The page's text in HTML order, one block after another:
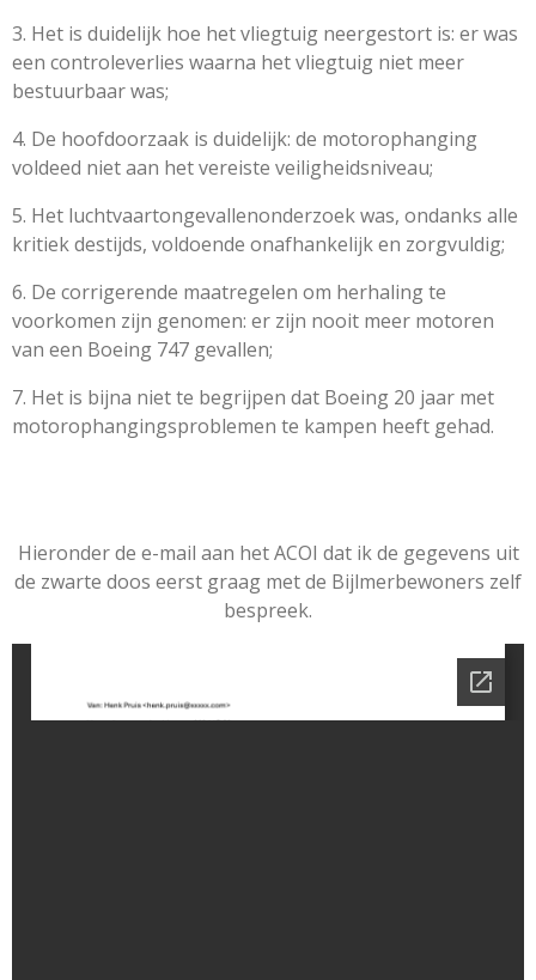
3. Het is duidelijk hoe het vliegtuig neergestort is: er was
een controleverlies waarna het vliegtuig niet meer
bestuurbaar was;
4. De hoofdoorzaak is duidelijk: de motorophanging
voldeed niet aan het vereiste veiligheidsniveau;
5. Het luchtvaartongevallenonderzoek was, ondanks alle
kritiek destijds, voldoende onafhankelijk en zorgvuldig;
6. De corrigerende maatregelen om herhaling te
voorkomen zijn genomen: er zijn nooit meer motoren
van een Boeing 747 gevallen;
7. Het is bijna niet te begrijpen dat Boeing 20 jaar met
motorophangingsproblemen te kampen heeft gehad.
Hieronder de e-mail aan het ACOI dat ik de gegevens uit
de zwarte doos eerst graag met de Bijlmerbewoners zelf
bespreek.